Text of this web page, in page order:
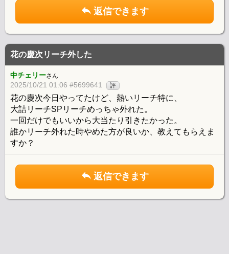
返信できます
花の慶次リーチ外した
中チェリーさん
2025/10/21 01:06 #5699641 評
花の慶次今日やってたけど、熱いリーチ特に、
大詰リーチSPリーチめっちゃ外れた。
一回だけでもいいから大当たり引きたかった。
誰かリーチ外れた時やめた方が良いか、教えてもらえま
すか？
返信できます